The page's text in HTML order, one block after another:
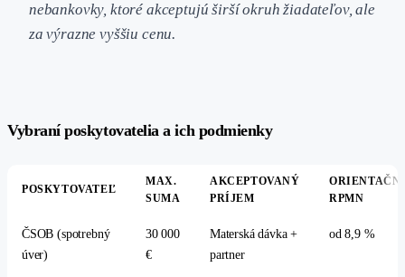
nebankovky, ktoré akceptujú širší okruh žiadateľov, ale
za výrazne vyššiu cenu.
Vybraní poskytovatelia a ich podmienky
POSKYTOVATEĽ
MAX.
SUMA
AKCEPTOVANÝ
PRÍJEM
RPMN
ČSOB (spotrebný
úver)
30 000
€
Materská dávka +
partner
od 8,9 %